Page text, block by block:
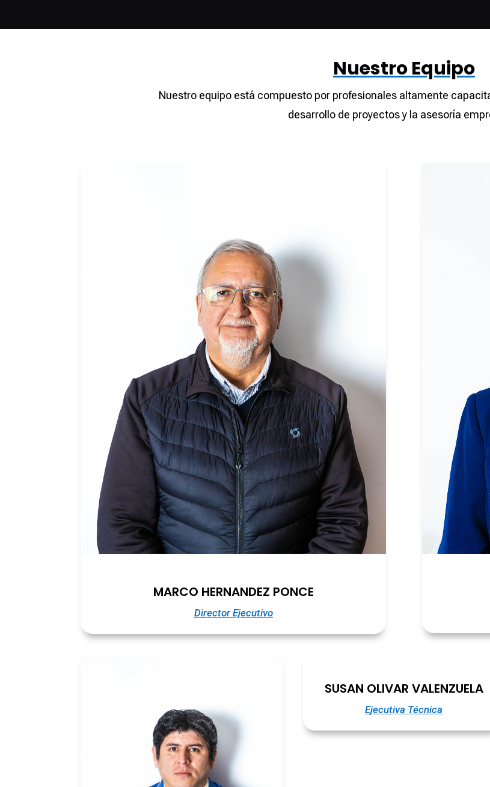
Nuestro Equipo
Nuestro equipo está compuesto por profesionales altamente
desarrollo de proyectos y la asesoría
MARCO HERNANDEZ PONCE
Director Ejecutivo
SUSAN OLIVAR VALENZUELA
Ejecutiva Técnica